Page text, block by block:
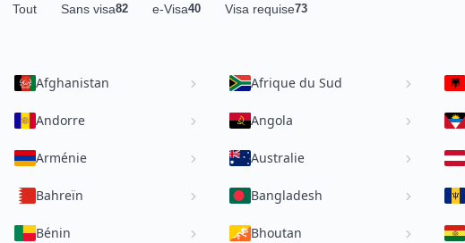
Tout Sans visa82 e-Visa40 Visa requise73
Afghanistan Afrique du Sud
Andorre Angola
Arménie Australie
Bahreïn Bangladesh
Bénin Bhoutan